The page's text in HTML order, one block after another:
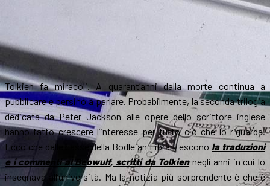
Tolkien fa miracoli. A quarant’anni dalla morte continua a
pubblicare e persino a parlare. Probabilmente, la seconda trilogia
dedicata da Peter Jackson alle opere dello scrittore inglese
hanno fatto crescere l’interesse per tutto ciò che lo riguarda.
Ecco che dalle casse della Bodleian Library escono la traduzioni
e i commenti al Beowulf, scritti da Tolkiennegli anni in cui lo
insegnava all’università. Ma la notizia più sorprendente è che è